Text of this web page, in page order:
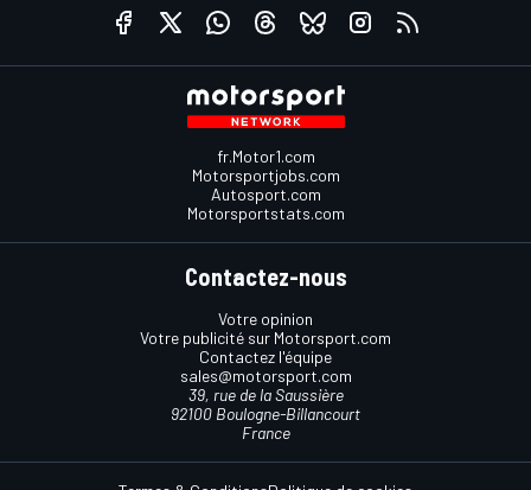
fr.Motor1.com
Motorsportjobs.com
Autosport.com
Motorsportstats.com
Contactez-nous
Votre opinion
Votre publicité sur Motorsport.com
Contactez l'équipe
sales@motorsport.com
39, rue de la Saussière
92100 Boulogne-Billancourt
France